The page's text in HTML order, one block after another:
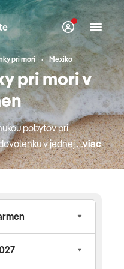
pri mori Mexiko
pri mori v
pobytov pri
v jednej z
to Cyprus alebo
mora v Egypte
v Marsa
a hrdé
viac